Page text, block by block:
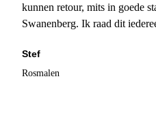
kunnen retour, mits in goede
Swanenberg. Ik raad dit
Stef
Rosmalen